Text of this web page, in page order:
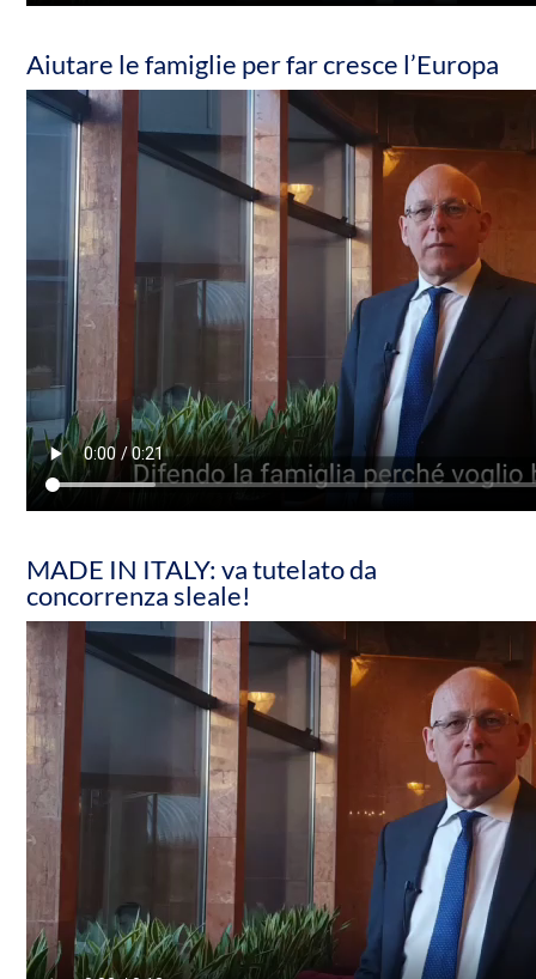
Aiutare le famiglie per far cresce l’Europa
MADE IN ITALY: va tutelato da
concorrenza sleale!